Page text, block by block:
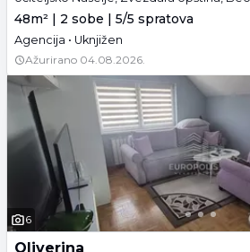
48m² | 2 sobe | 5/5 spratova
Agencija • Uknjižen
Ažurirano 04.08.2026.
6
Oliverina